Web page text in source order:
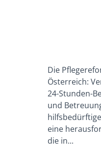
Die
Österreich:
24-Stunden-
und
eine
die in...